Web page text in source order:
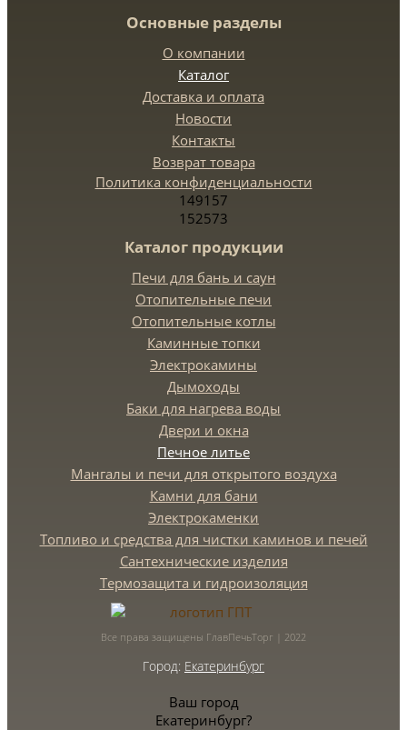
Основные разделы
О компании
Каталог
Доставка и оплата
Новости
Контакты
Возврат товара
Политика конфиденциальности
149157
152573
Каталог продукции
Печи для бань и саун
Отопительные печи
Отопительные котлы
Каминные топки
Электрокамины
Дымоходы
Баки для нагрева воды
Двери и окна
Печное литье
Мангалы и печи для открытого воздуха
Камни для бани
Электрокаменки
Топливо и средства для чистки каминов и печей
Сантехнические изделия
Термозащита и гидроизоляция
Все права защищены ГлавПечьТорг | 2022
Город: Екатеринбург
Ваш город
Екатеринбург?